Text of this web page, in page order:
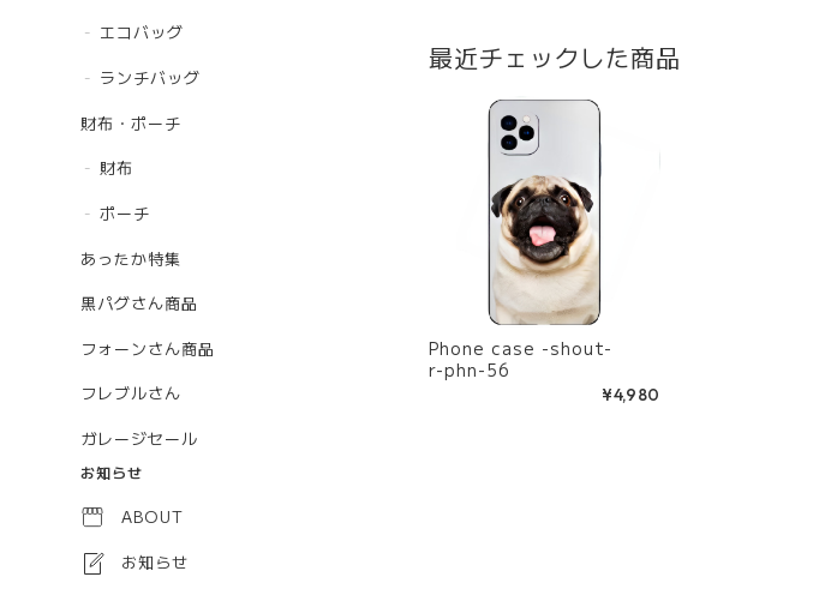
エコバッグ
ランチバッグ
財布・ポーチ
財布
ポーチ
あったか特集
黒パグさん商品
フォーンさん商品
フレブルさん
ガレージセール
お知らせ
ABOUT
お知らせ
最近チェックした商品
Phone case -shout-
r-phn-56
¥4,980